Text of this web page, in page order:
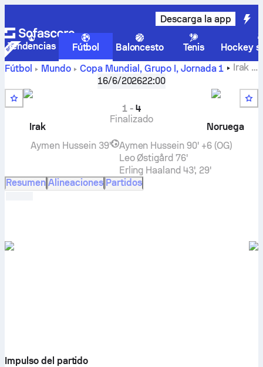
Descarga la app
Tendencias Fútbol Baloncesto Tenis
Hockey
Fútbol
Mundo Copa Mundial, Grupo I, Jornada 1 Irak -
en vivo, resultados H2H, clasificación, predicción
y resultado en directo
16/6/202622:00
Irak
1-4
Finalizado
Noruega
Aymen Hussein 39' Aymen Hussein 90' +6 (OG)
Leo Østigård 76'
Erling Haaland 43', 29'
Resumen Alineaciones Partidos
Impulso del partido